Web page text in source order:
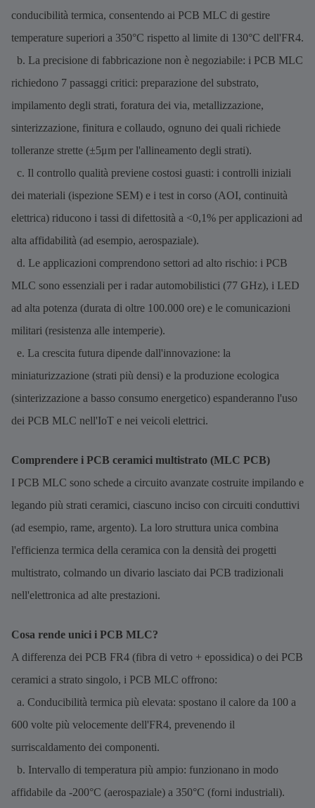
conducibilità termica, consentendo ai PCB MLC di gestire
temperature superiori a 350°C rispetto al limite di 130°C dell'FR4.
b. La precisione di fabbricazione non è negoziabile: i PCB MLC
richiedono 7 passaggi critici: preparazione del substrato,
impilamento degli strati, foratura dei via, metallizzazione,
sinterizzazione, finitura e collaudo, ognuno dei quali richiede
tolleranze strette (±5μm per l'allineamento degli strati).
c. Il controllo qualità previene costosi guasti: i controlli iniziali
dei materiali (ispezione SEM) e i test in corso (AOI, continuità
elettrica) riducono i tassi di difettosità a <0,1% per applicazioni ad
alta affidabilità (ad esempio, aerospaziale).
d. Le applicazioni comprendono settori ad alto rischio: i PCB
MLC sono essenziali per i radar automobilistici (77 GHz), i LED
ad alta potenza (durata di oltre 100.000 ore) e le comunicazioni
militari (resistenza alle intemperie).
e. La crescita futura dipende dall'innovazione: la
miniaturizzazione (strati più densi) e la produzione ecologica
(sinterizzazione a basso consumo energetico) espanderanno l'uso
dei PCB MLC nell'IoT e nei veicoli elettrici.
Comprendere i PCB ceramici multistrato (MLC PCB)
I PCB MLC sono schede a circuito avanzate costruite impilando e
legando più strati ceramici, ciascuno inciso con circuiti conduttivi
(ad esempio, rame, argento). La loro struttura unica combina
l'efficienza termica della ceramica con la densità dei progetti
multistrato, colmando un divario lasciato dai PCB tradizionali
nell'elettronica ad alte prestazioni.
Cosa rende unici i PCB MLC?
A differenza dei PCB FR4 (fibra di vetro + epossidica) o dei PCB
ceramici a strato singolo, i PCB MLC offrono:
a. Conducibilità termica più elevata: spostano il calore da 100 a
600 volte più velocemente dell'FR4, prevenendo il
surriscaldamento dei componenti.
b. Intervallo di temperatura più ampio: funzionano in modo
affidabile da -200°C (aerospaziale) a 350°C (forni industriali).